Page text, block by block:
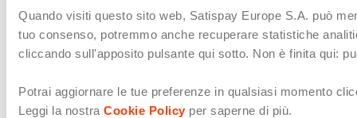
Quando visiti questo sito web, Satispay Europe S.A. può
tuo consenso, potremmo anche recuperare statistiche
cliccando sull'apposito pulsante qui sotto. Non è finita qui:
Potrai aggiornare le tue preferenze in qualsiasi momento
Leggi la nostra Cookie Policyper saperne di più.